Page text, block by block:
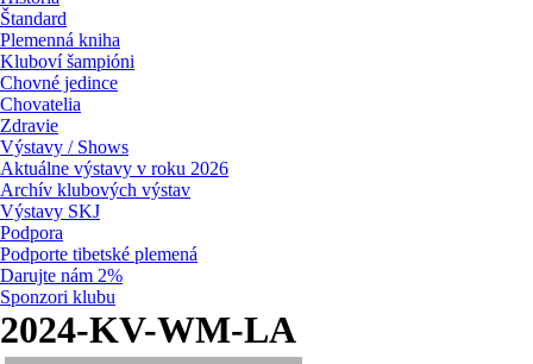
Štandard
Plemenná kniha
Kluboví šampióni
Chovné jedince
Chovatelia
Zdravie
Výstavy / Shows
Aktuálne výstavy v roku 2026
Archív klubových výstav
Výstavy SKJ
Podpora
Podporte tibetské plemená
Darujte nám 2%
Sponzori klubu
2024-KV-WM-LA